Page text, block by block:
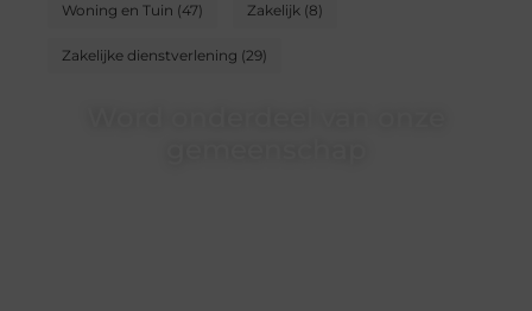
Woning en Tuin (47) Zakelijk(8)
Zakelijke dienstverlening (29)